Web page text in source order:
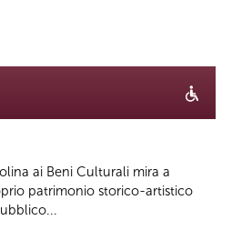
ai Beni Culturali mira a
patrimonio storico-artistico